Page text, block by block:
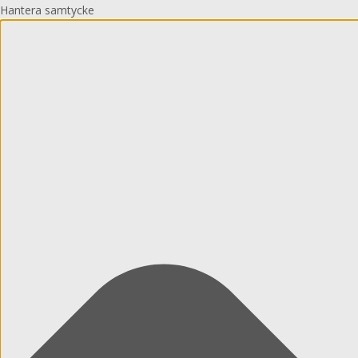
Hantera samtycke